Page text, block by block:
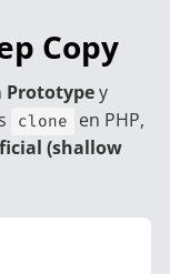
Copy
Prototypey
clone
en PHP,
(shallow